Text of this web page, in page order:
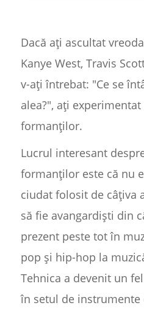
Dacă ați ascultat
Kanye West, Travis
v-ați întrebat: "Ce se
alea?", ați
formanților.
Lucrul interesant
formanților este că nu
ciudat folosit de câțiva
să fie avangardiști din
prezent peste tot în
pop și hip-hop la
Tehnica a devenit un
în setul de instrumente